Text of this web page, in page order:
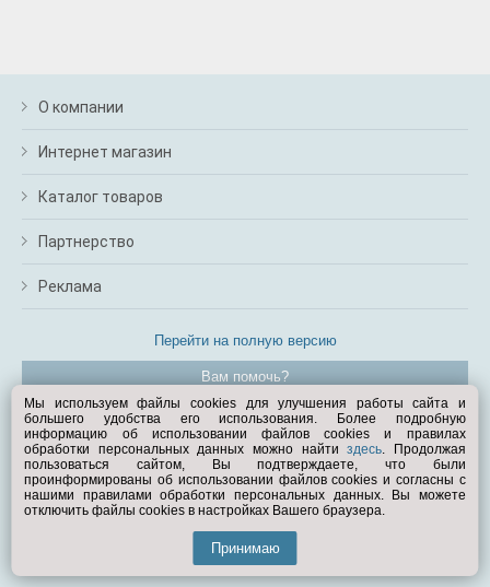
О компании
Интернет магазин
Каталог товаров
Партнерство
Реклама
Перейти на полную версию
Вам помочь?
© Exist.ru 1998—2026
Мы используем файлы cookies для улучшения работы сайта и
большего удобства его использования. Более подробную
информацию об использовании файлов cookies и правилах
обработки персональных данных можно найтиздесь. Продолжая
пользоваться сайтом, Вы подтверждаете, что были
проинформированы об использовании файлов cookies и согласны с
нашими правилами обработки персональных данных. Вы можете
отключить файлы cookies в настройках Вашего браузера.
Принимаю